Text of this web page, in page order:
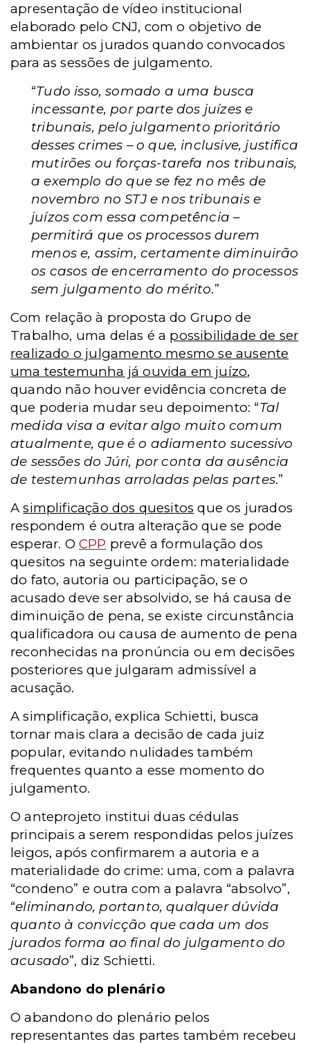
apresentação de vídeo institucional
elaborado pelo CNJ, com o objetivo de
ambientar os jurados quando convocados
para as sessões de julgamento.
“Tudo isso, somado a uma busca
incessante, por parte dos juízes e
tribunais, pelo julgamento prioritário
desses crimes – o que, inclusive, justifica
mutirões ou forças-tarefa nos tribunais,
a exemplo do que se fez no mês de
novembro no STJ e nos tribunais e
juízos com essa competência –
permitirá que os processos durem
menos e, assim, certamente diminuirão
os casos de encerramento do processos
sem julgamento do mérito.”
Com relação à proposta do Grupo de
Trabalho, uma delas é a possibilidade de ser
realizado o julgamento mesmo se ausente
uma testemunha já ouvida em juízo,
quando não houver evidência concreta de
que poderia mudar seu depoimento: “Tal
medida visa a evitar algo muito comum
atualmente, que é o adiamento sucessivo
de sessões do Júri, por conta da ausência
de testemunhas arroladas pelas partes.”
Asimplificação dos quesitos que os jurados
respondem é outra alteração que se pode
esperar. OCPP prevê a formulação dos
quesitos na seguinte ordem: materialidade
do fato, autoria ou participação, se o
acusado deve ser absolvido, se há causa de
diminuição de pena, se existe circunstância
qualificadora ou causa de aumento de pena
reconhecidas na pronúncia ou em decisões
posteriores que julgaram admissível a
acusação.
A simplificação, explica Schietti, busca
tornar mais clara a decisão de cada juiz
popular, evitando nulidades também
frequentes quanto a esse momento do
julgamento.
O anteprojeto institui duas cédulas
principais a serem respondidas pelos juízes
leigos, após confirmarem a autoria e a
materialidade do crime: uma, com a palavra
“condeno” e outra com a palavra “absolvo”,
“eliminando, portanto, qualquer dúvida
quanto à convicção que cada um dos
jurados forma ao final do julgamento do
acusado”, diz Schietti.
Abandono do plenário
O abandono do plenário pelos
representantes das partes também recebeu